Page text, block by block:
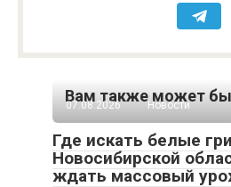
Вам также может
07.08.2026 Новости
Где искать белые
Новосибирской
ждать массовый